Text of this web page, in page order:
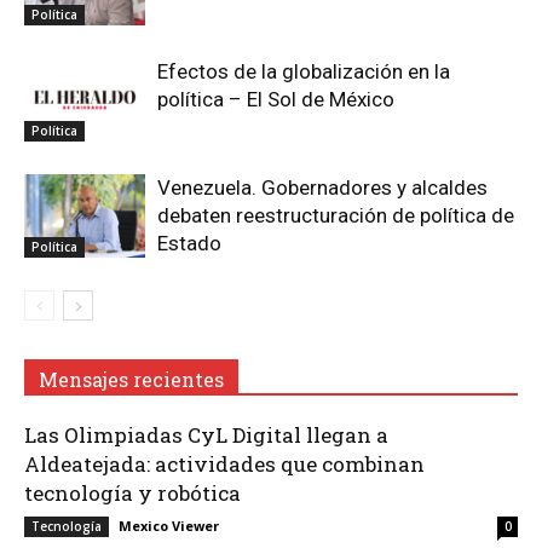
Política
Política
Efectos de la globalización en la
política – El Sol de México
Política
Venezuela. Gobernadores y alcaldes
debaten reestructuración de política de
Estado
Mensajes recientes
Las Olimpiadas CyL Digital llegan a
Aldeatejada: actividades que combinan
tecnología y robótica
Tecnología Mexico Viewer 0